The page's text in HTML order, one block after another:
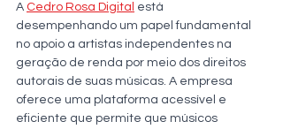
A Cedro Rosa Digital está
desempenhando um papel fundamental
no apoio a artistas independentes na
geração de renda por meio dos direitos
autorais de suas músicas. A empresa
oferece uma plataforma acessível e
eficiente que permite que músicos